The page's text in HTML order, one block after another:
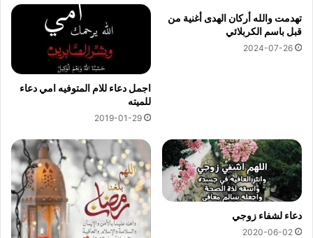
تهدمت والله أركان الهدى أغنية من
قبل باسم الكربلائي
2024-07-26
اجمل دعاء للام المتوفيه امي دعاء
للميته
2019-01-29
دعاء لشفاء زوجي
2020-06-02